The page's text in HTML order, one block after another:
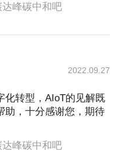
峰碳中和吧
2022.09.27
化转型，AIoT的见解既
助，十分感谢您，期待
峰碳中和吧